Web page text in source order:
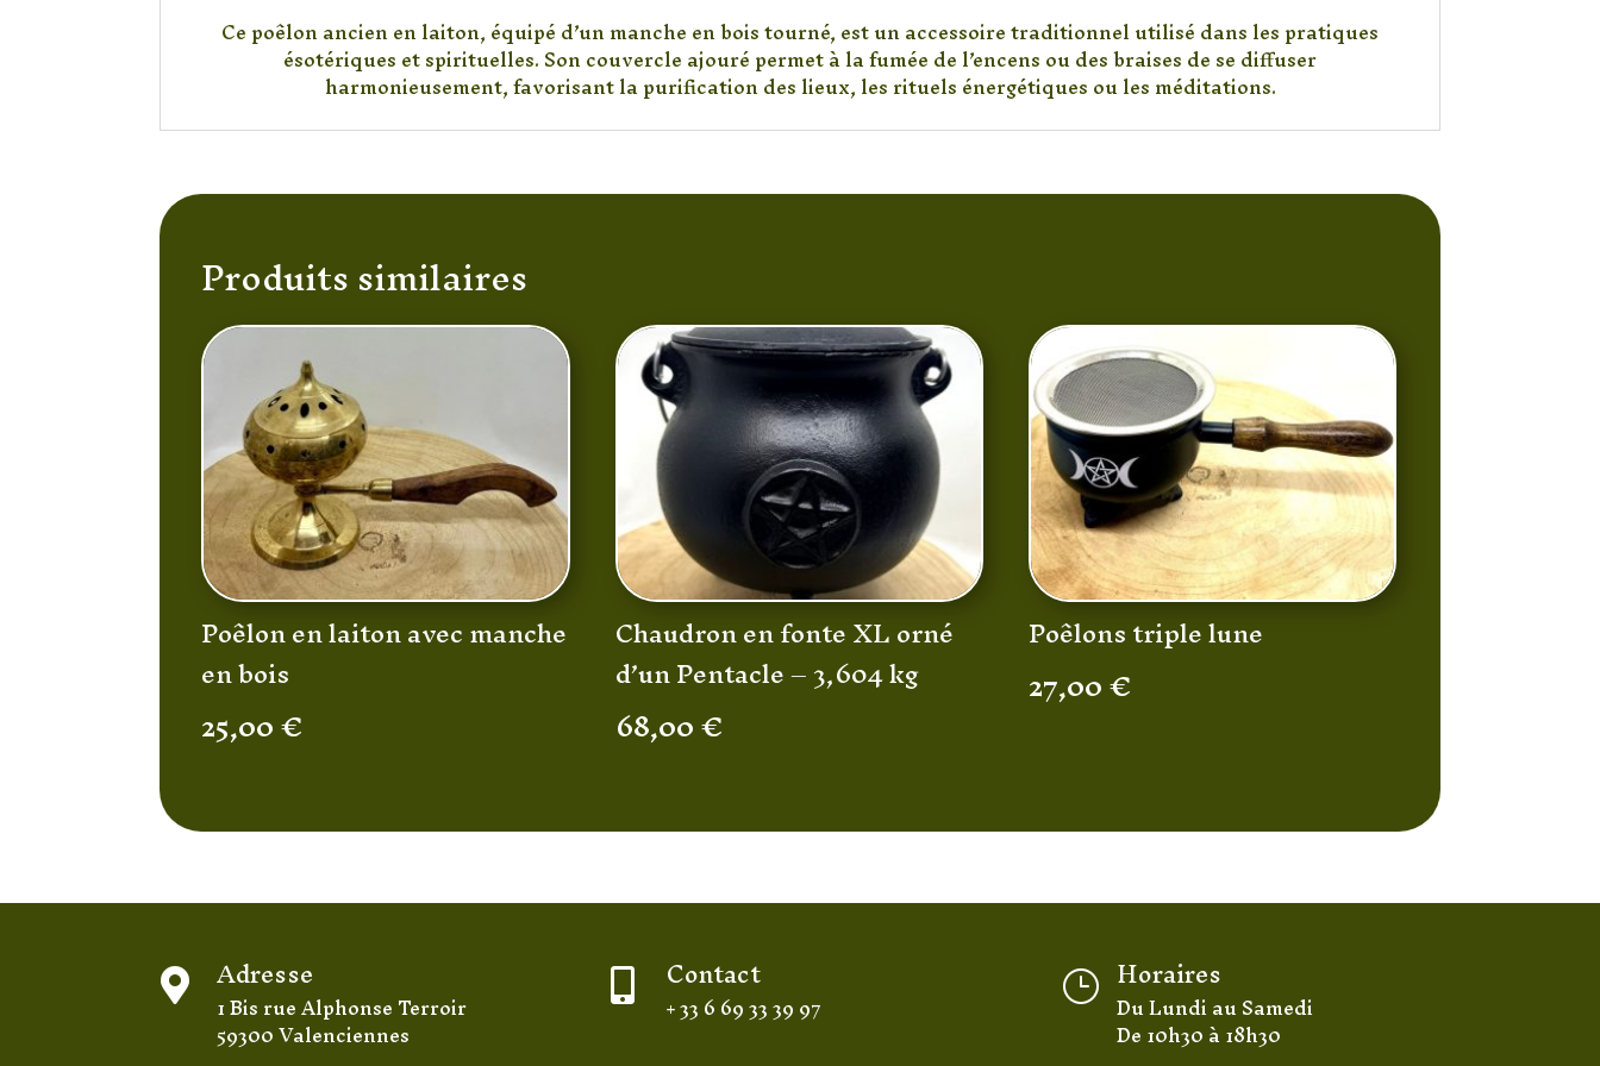
Ce poêlon ancien en laiton, équipé d’un manche en bois tourné, est un accessoire traditionnel utilisé dans les pratiques
ésotériques et spirituelles. Son couvercle ajouré permet à la fumée de l’encens ou des braises de se diffuser
harmonieusement, favorisant la purification des lieux, les rituels énergétiques ou les méditations.
Produits similaires
Poêlon en laiton avec manche
en bois
25,00€
Chaudron en fonte XL orné
d’un Pentacle – 3,604 kg
68,00€
Poêlons triple lune
27,00€
 Adresse
1 Bis rue Alphonse Terroir
59300 Valenciennes
 Contact
+ 33 6 69 33 39 97
} Horaires
Du Lundi au Samedi
De 10h30 à 18h30